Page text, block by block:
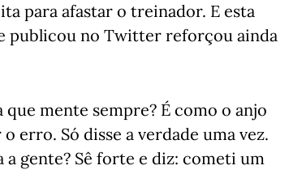
para afastar o treinador. E esta
publicou no Twitter reforçou ainda
que mente sempre? É como o anjo
erro. Só disse a verdade uma vez.
gente? Sê forte e diz: cometi um